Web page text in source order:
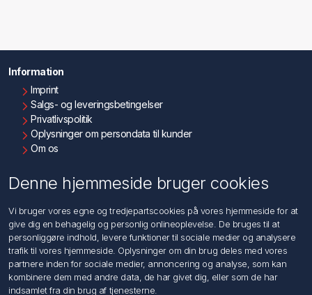
Information
Imprint
Salgs- og leveringsbetingelser
Privatlivspolitik
Oplysninger om persondata til kunder
Om os
Søg
Min konto
Min konto
Denne hjemmeside bruger cookies
Vi bruger vores egne og tredjepartscookies på vores hjemmeside for at
give dig en behagelig og personlig onlineoplevelse. De bruges til at
personliggøre indhold, levere funktioner til sociale medier og analysere
trafik til vores hjemmeside. Oplysninger om din brug deles med vores
partnere inden for sociale medier, annoncering og analyse, som kan
kombinere dem med andre data, de har givet dig, eller som de har
indsamlet fra din brug af tjenesterne.